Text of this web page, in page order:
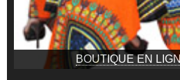
BOUTIQUE EN